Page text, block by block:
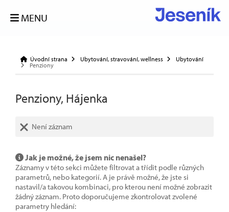
MENU
Úvodní strana Ubytování, stravování, wellness
Ubytování
Penziony
Penziony, Hájenka
Není záznam
Jak je možné, že jsem nic nenašel?
Záznamy v této sekci můžete filtrovat a třídit podle různých
parametrů, nebo kategorií. A je právě možné, že jste si
nastavil/a takovou kombinaci, pro kterou není možné zobrazit
žádný záznam. Proto doporučujeme zkontrolovat zvolené
parametry hledání: